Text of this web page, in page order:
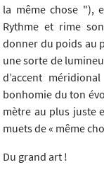
la même chose "),
Rythme et rime
donner du poids au
une sorte de
d’accent
bonhomie du ton
mètre au plus juste
muets de « même
Du grand art !